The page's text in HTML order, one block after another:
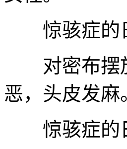
惊骇症的日
对密布摆放
恶，头皮发
惊骇症的日